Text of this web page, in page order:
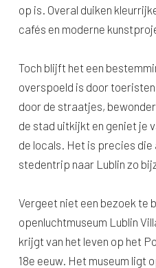
op is. Overal duiken
cafés en moderne
Toch blijft het een
overspoeld is door
door de straatjes,
de stad uitkijkt en geniet je
de locals. Het is precies
stedentrip naar Lublin zo
Vergeet niet een bezoek te
openluchtmuseum Lublin
krijgt van het leven op het
18e eeuw. Het museum ligt